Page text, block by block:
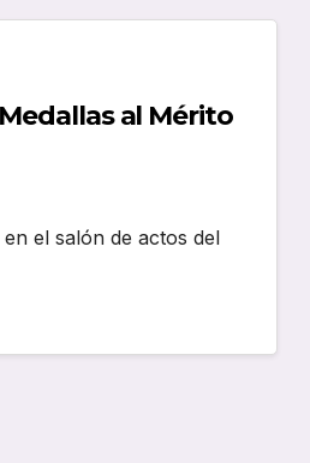
al Mérito
el salón de actos del